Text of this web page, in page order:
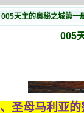
005天主的奥秘之城第一
005
、圣母马利亚